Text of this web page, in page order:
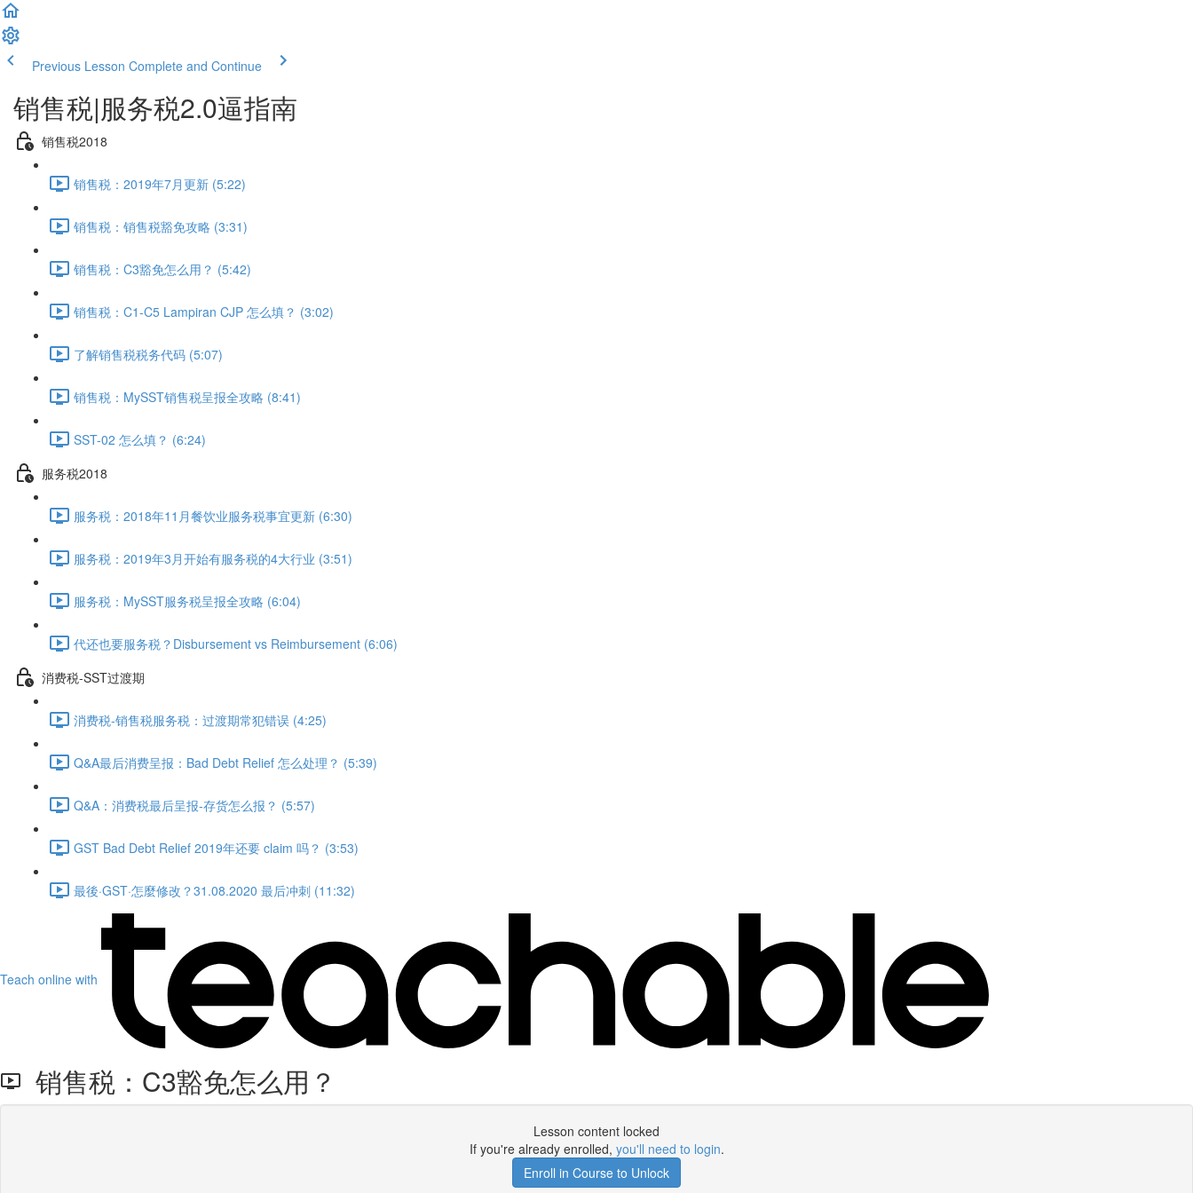
Previous Lesson Complete and Continue
销售税|服务税2.0逼指南
销售税2018
销售税：2019年7月更新 (5:22)
销售税：销售税豁免攻略 (3:31)
销售税：C3豁免怎么用？ (5:42)
销售税：C1-C5 Lampiran CJP 怎么填？ (3:02)
了解销售税税务代码 (5:07)
销售税：MySST销售税呈报全攻略 (8:41)
SST-02 怎么填？ (6:24)
服务税2018
服务税：2018年11月餐饮业服务税事宜更新 (6:30)
服务税：2019年3月开始有服务税的4大行业 (3:51)
服务税：MySST服务税呈报全攻略 (6:04)
代还也要服务税？Disbursement vs Reimbursement (6:06)
消费税-SST过渡期
消费税-销售税服务税：过渡期常犯错误 (4:25)
Q&A最后消费呈报：Bad Debt Relief 怎么处理？ (5:39)
Q&A：消费税最后呈报-存货怎么报？ (5:57)
GST Bad Debt Relief 2019年还要 claim 吗？ (3:53)
最後·GST·怎麼修改？31.08.2020 最后冲刺 (11:32)
Teach online with
销售税：C3豁免怎么用？
Lesson content locked
If you're already enrolled, you'll need to login.
Enroll in Course to Unlock